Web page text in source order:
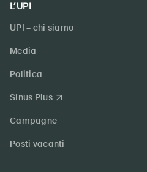
L’UPI
UPI – chi siamo
Media
Politica
Sinus Plus
Campagne
Posti vacanti